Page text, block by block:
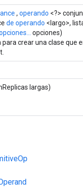
, operando <?>
de operando <largo>,
opciones)
crear una clase que
largas)